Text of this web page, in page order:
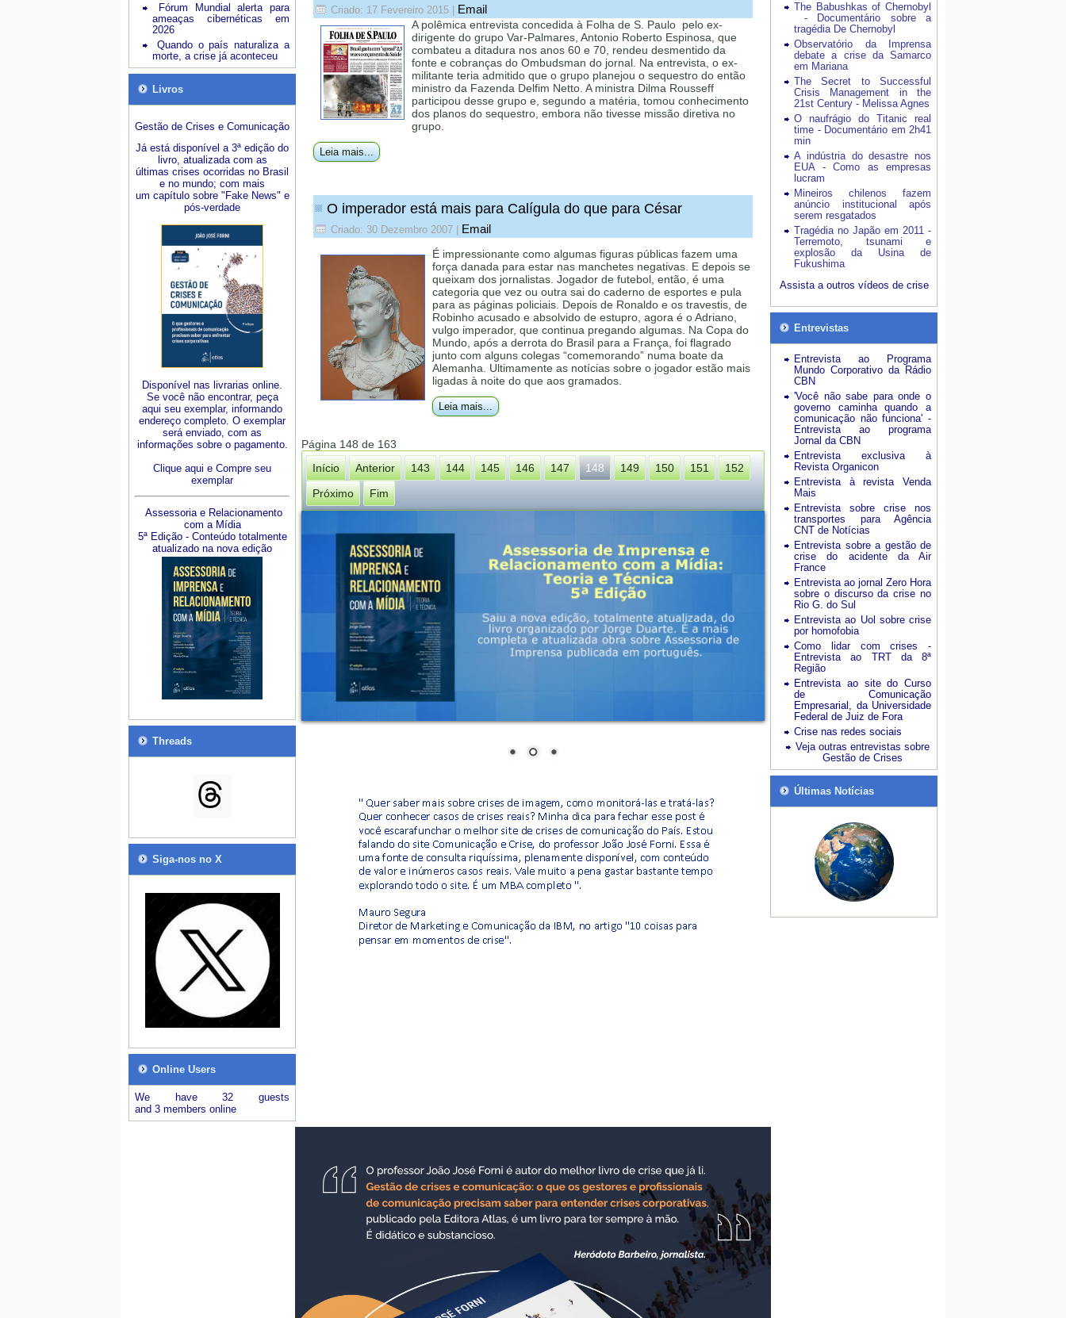
Fórum Mundial alerta para
ameaças cibernéticas em
2026
Quando o país naturaliza a
morte, a crise já aconteceu
Livros
Gestão de Crises e Comunicação
Já está disponível a 3ª edição do
livro, atualizada com as
últimas crises ocorridas no Brasil
e no mundo; com mais
um capítulo sobre "Fake News" e
pós-verdade
Disponível nas livrarias online.
Se você não encontrar, peça
aqui seu exemplar, informando
endereço completo. O exemplar
será enviado, com as
informações sobre o pagamento.
Clique aqui e Compre seu
exemplar
Assessoria e Relacionamento
com a Mídia
5ª Edição - Conteúdo totalmente
atualizado na nova edição
Threads
Siga-nos no X
Online Users
We have 32 guests
and 3 members online
Criado: 17 Fevereiro 2015 Email
A polêmica entrevista concedida à Folha de S. Paulo pelo ex-
dirigente do grupo Var-Palmares, Antonio Roberto Espinosa, que
combateu a ditadura nos anos 60 e 70, rendeu desmentido da
fonte e cobranças do Ombudsman do jornal. Na entrevista, o ex-
militante teria admitido que o grupo planejou o sequestro do então
ministro da Fazenda Delfim Netto. A ministra Dilma Rousseff
participou desse grupo e, segundo a matéria, tomou conhecimento
dos planos do sequestro, embora não tivesse missão diretiva no
grupo.
Leia mais...
O imperador está mais para Calígula do que para César
Criado: 30 Dezembro 2007 Email
É impressionante como algumas figuras públicas fazem uma
força danada para estar nas manchetes negativas. E depois se
queixam dos jornalistas. Jogador de futebol, então, é uma
categoria que vez ou outra sai do caderno de esportes e pula
para as páginas policiais. Depois de Ronaldo e os travestis, de
Robinho acusado e absolvido de estupro, agora é o Adriano,
vulgo imperador, que continua pregando algumas. Na Copa do
Mundo, após a derrota do Brasil para a França, foi flagrado
junto com alguns colegas “comemorando” numa boate da
Alemanha. Ultimamente as notícias sobre o jogador estão mais
ligadas à noite do que aos gramados.
Leia mais...
Página 148 de 163
Início
Anterior 143 144 145 146 147 148 149 150 151
152
Próximo
Fim
The Babushkas of Chernobyl
- Documentário sobre a
tragédia De Chernobyl
Observatório da Imprensa
debate a crise da Samarco
em Mariana
The Secret to Successful
Crisis Management in the
21st Century - Melissa Agnes
O naufrágio do Titanic real
time - Documentário em 2h41
min
A indústria do desastre nos
EUA - Como as empresas
lucram
Mineiros chilenos fazem
anúncio institucional após
serem resgatados
Tragédia no Japão em 2011 -
Terremoto, tsunami e
explosão da Usina de
Fukushima
Assista a outros vídeos de crise
Entrevistas
Entrevista ao Programa
Mundo Corporativo da Rádio
CBN
'Você não sabe para onde o
governo caminha quando a
comunicação não funciona' -
Entrevista ao programa
Jornal da CBN
Entrevista exclusiva à
Revista Organicon
Entrevista à revista Venda
Mais
Entrevista sobre crise nos
transportes para Agência
CNT de Notícias
Entrevista sobre a gestão de
crise do acidente da Air
France
Entrevista ao jornal Zero Hora
sobre o discurso da crise no
Rio G. do Sul
Entrevista ao Uol sobre crise
por homofobia
Como lidar com crises -
Entrevista ao TRT da 8ª
Região
Entrevista ao site do Curso
de Comunicação
Empresarial, da Universidade
Federal de Juiz de Fora
Crise nas redes sociais
Veja outras entrevistas sobre
Gestão de Crises
Últimas Notícias